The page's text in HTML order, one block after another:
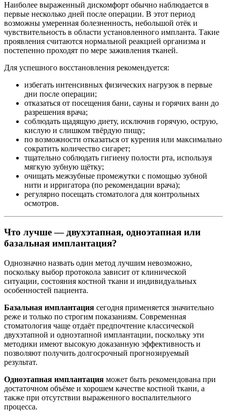
Наиболее выраженный дискомфорт обычно наблюдается в
первые несколько дней после операции. В этот период
возможны умеренная болезненность, небольшой отёк и
чувствительность в области установленного импланта. Такие
проявления считаются нормальной реакцией организма и
постепенно проходят по мере заживления тканей.
Для успешного восстановления рекомендуется:
избегать интенсивных физических нагрузок в первые
дни после операции;
отказаться от посещения бани, сауны и горячих ванн до
разрешения врача;
соблюдать щадящую диету, исключив горячую, острую,
кислую и слишком твёрдую пищу;
по возможности отказаться от курения или максимально
сократить количество сигарет;
тщательно соблюдать гигиену полости рта, используя
мягкую зубную щётку;
очищать межзубные промежутки с помощью зубной
нити и ирригатора (по рекомендации врача);
регулярно посещать стоматолога для контрольных
осмотров.
Что лучше — двухэтапная, одноэтапная или
базальная имплантация?
Однозначно назвать один метод лучшим невозможно,
поскольку выбор протокола зависит от клинической
ситуации, состояния костной ткани и индивидуальных
особенностей пациента.
Базальная имплантация сегодня применяется значительно
реже и только по строгим показаниям. Современная
стоматология чаще отдаёт предпочтение классической
двухэтапной и одноэтапной имплантации, поскольку эти
методики имеют высокую доказанную эффективность и
позволяют получить долгосрочный прогнозируемый
результат.
Одноэтапная имплантация может быть рекомендована при
достаточном объёме и хорошем качестве костной ткани, а
также при отсутствии выраженного воспалительного
процесса.